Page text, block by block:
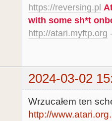
https://reversing.pl
with some sh*t
http://atari.myftp.org
2024-03-02
Wrzucałem ten
http://